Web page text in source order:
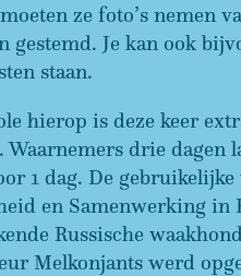
ze foto’s nemen
gestemd. Je kan ook
staan.
hierop is deze keer
Waarnemers drie dagen
1 dag. De
en Samenwerking in
Russische
Melkonjants werd